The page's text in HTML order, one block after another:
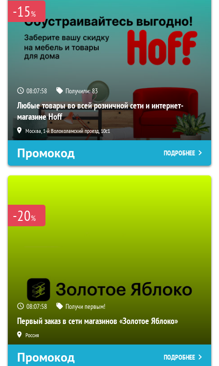
-15%
08:07:57 Получили:83
Любые товары во всей розничной сети и интернет-
магазине Hoff
Москва, 1-й Волоколамский проезд, 10с1
Промокод ПОДРОБНЕЕ
-20%
08:07:57 Получи первым!
Первый заказ в сети магазинов «Золотое Яблоко»
Россия
Промокод ПОДРОБНЕЕ